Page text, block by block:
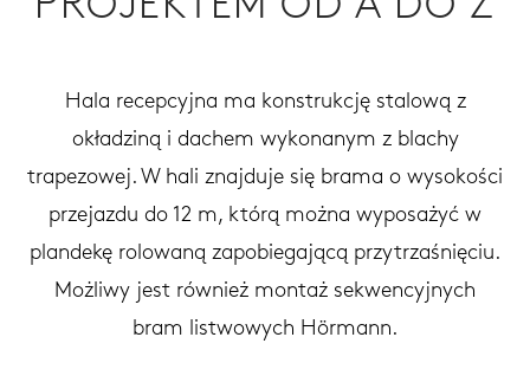
Hala recepcyjna ma konstrukcję stalową z
okładziną i dachem wykonanym z blachy
trapezowej. W hali znajduje się brama o wysokości
przejazdu do 12 m, którą można wyposażyć w
plandekę rolowaną zapobiegającą przytrzaśnięciu.
Możliwy jest również montaż sekwencyjnych
bram listwowych Hörmann.